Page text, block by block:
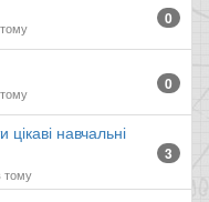
тому 0
тому 0
навчальні
тому
3